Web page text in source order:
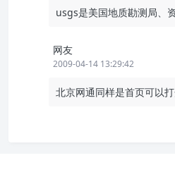
usgs是美国地质勘测局、
网友
2009-04-14 13:29:42
北京网通同样是首页可以